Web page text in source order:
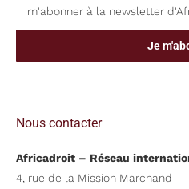
m'abonner à la newsletter
Nous contacter
Africadroit – Réseau
4, rue de la Mission Marchand